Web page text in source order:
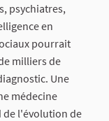
psychiatres,
en
pourrait
milliers de
Une
médecine
de l'évolution de